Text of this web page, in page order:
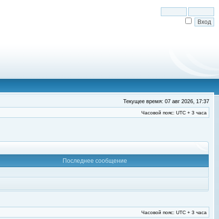
Текущее время: 07 авг 2026, 17:37
Часовой пояс: UTC + 3 часа
Последнее сообщение
Часовой пояс: UTC + 3 часа